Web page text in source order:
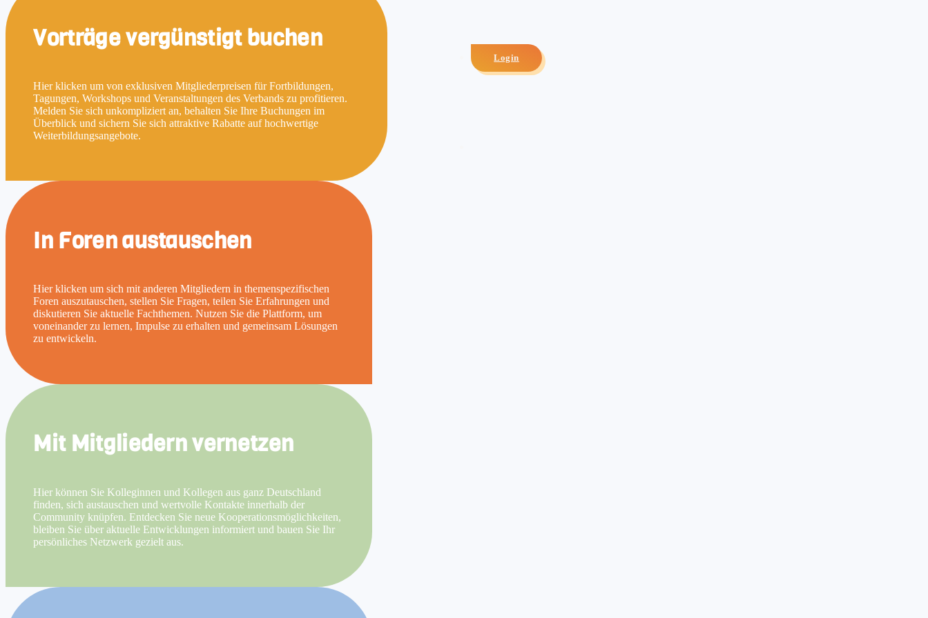
Login
Vorträge vergünstigt buchen
Hier klicken um von exklusiven Mitgliederpreisen für Fortbildungen,
Tagungen, Workshops und Veranstaltungen des Verbands zu profitieren.
Melden Sie sich unkompliziert an, behalten Sie Ihre Buchungen im
Überblick und sichern Sie sich attraktive Rabatte auf hochwertige
Weiterbildungsangebote.
In Foren austauschen
Hier klicken um sich mit anderen Mitgliedern in themenspezifischen
Foren auszutauschen, stellen Sie Fragen, teilen Sie Erfahrungen und
diskutieren Sie aktuelle Fachthemen. Nutzen Sie die Plattform, um
voneinander zu lernen, Impulse zu erhalten und gemeinsam Lösungen
zu entwickeln.
Mit Mitgliedern vernetzen
Hier können Sie Kolleginnen und Kollegen aus ganz Deutschland
finden, sich austauschen und wertvolle Kontakte innerhalb der
Community knüpfen. Entdecken Sie neue Kooperationsmöglichkeiten,
bleiben Sie über aktuelle Entwicklungen informiert und bauen Sie Ihr
persönliches Netzwerk gezielt aus.